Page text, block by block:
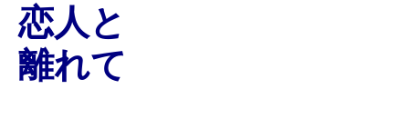
恋人と
離れて